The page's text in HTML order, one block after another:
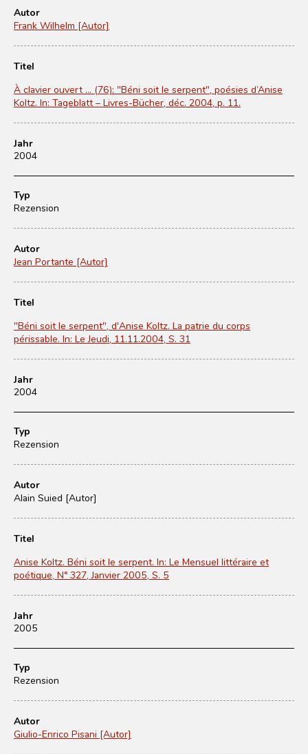
Autor
Frank Wilhelm [Autor]
Titel
À clavier ouvert ... (76): "Béni soit le serpent", poésies d’Anise
Koltz. In: Tageblatt – Livres-Bücher, déc. 2004, p. 11.
Jahr
2004
Typ
Rezension
Autor
Jean Portante [Autor]
Titel
"Béni soit le serpent", d'Anise Koltz. La patrie du corps
périssable. In: Le Jeudi, 11.11.2004, S. 31
Jahr
2004
Typ
Rezension
Autor
Alain Suied [Autor]
Titel
Anise Koltz. Béni soit le serpent. In: Le Mensuel littéraire et
poétique, N° 327, Janvier 2005, S. 5
Jahr
2005
Typ
Rezension
Autor
Giulio-Enrico Pisani [Autor]